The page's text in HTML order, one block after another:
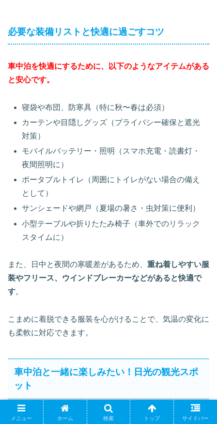
必要な装備リストと快適に過ごすコツ
車中泊を快適にするために、以下のようなアイテムがある
と安心です。
寝袋や布団、防寒具（特に秋〜春は必須）
カーテンや目隠しグッズ（プライバシー確保と遮光
対策）
モバイルバッテリー・照明（スマホ充電・読書灯・
夜間照明に）
ポータブルトイレ（周囲にトイレがない場合の備え
として）
サンシェードや網戸（夏場の暑さ・虫対策に便利）
小型テーブルや折りたたみ椅子（車外でのリラック
スタイムに）
また、日中と夜間の寒暖差があるため、 重ね着しやすい服
装やフリース、ウインドブレーカーなどがあると快適で
す。
こまめに着脱できる服装を心がけることで、気温の変化に
も柔軟に対応できます。
車中泊と一緒に楽しみたい！日光の観光スポ
ット
メニュー ホーム 検索 トップ サイドバー